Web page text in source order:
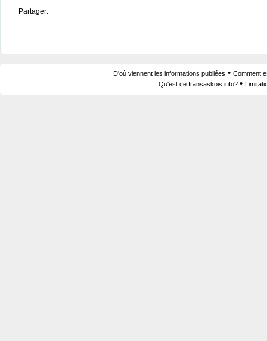
Partager:
D'où viennent les informations publiées • Comment
Qu'est ce fransaskois.info? •